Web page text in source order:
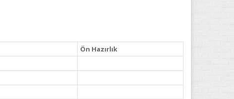
Ön Hazırlık